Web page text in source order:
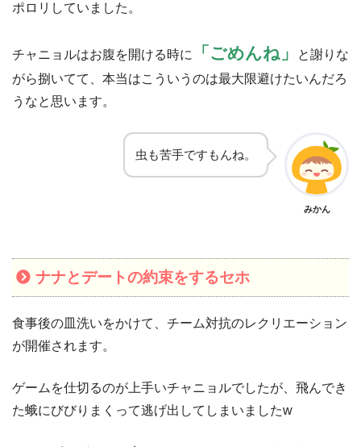
ポロリしていました。
チャニョルはお腹を開ける時に 「ごめんね」
と謝りな
がら捌いてて、本当はこういうのは最大限避けたいんだろ
うなと思います。
虫も苦手ですもんね。
みかん
ナナとデートの約束をするセホ
食事後の皿洗いをかけて、チーム対抗のレクリエーション
が開催されます。
ゲームを仕切るのが上手いチャニョルでしたが、飛んでき
た蛾にびびりまくって逃げ出してしまいましたw